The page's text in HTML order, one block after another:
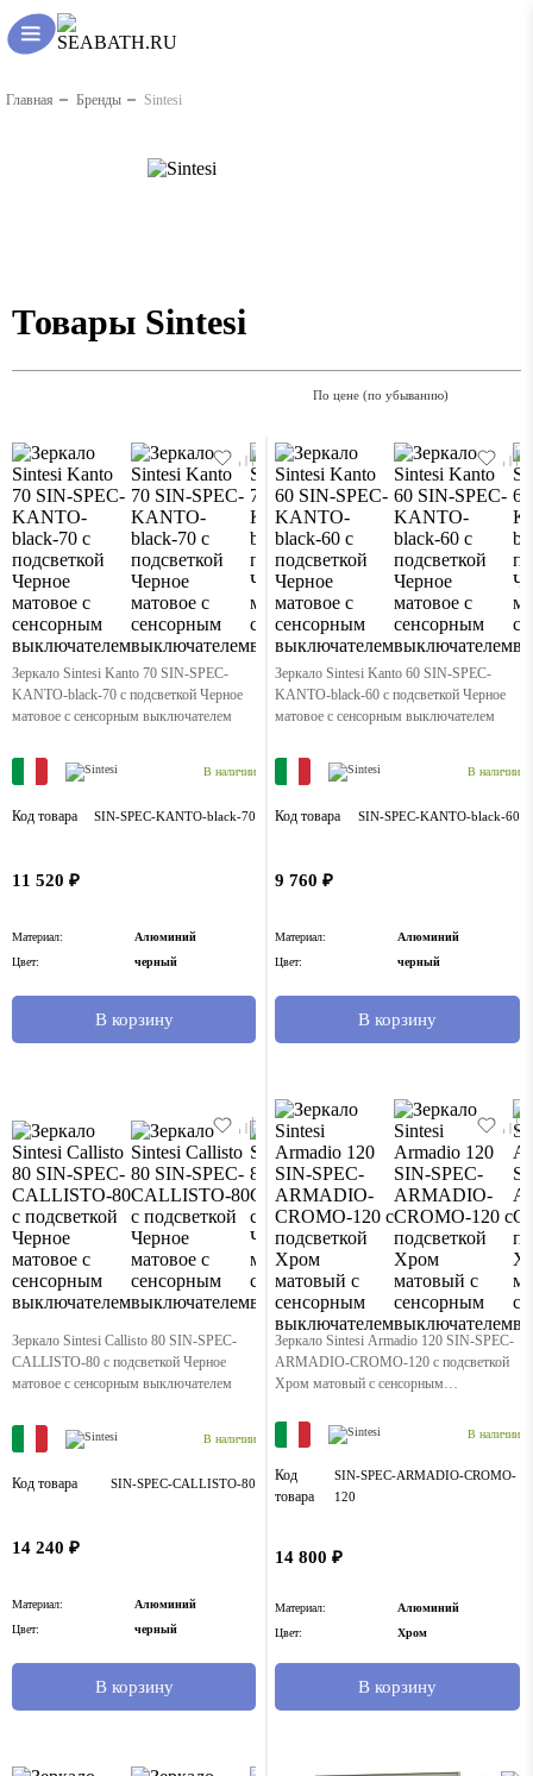
Главная Бренды Sintesi
Товары Sintesi
Зеркало Sintesi Kanto 70 SIN-SPEC-
KANTO-black-70 с подсветкой Черное
матовое с сенсорным выключателем
В наличии
Код товара SIN-SPEC-KANTO-black-70
11 520 ₽
Материал:
Алюминий
Цвет:
черный
В корзину
Зеркало Sintesi Kanto 60 SIN-SPEC-
KANTO-black-60 с подсветкой Черное
матовое с сенсорным выключателем
В наличии
Код товара SIN-SPEC-KANTO-black-60
9 760 ₽
Материал:
Алюминий
Цвет:
черный
В корзину
Зеркало Sintesi Callisto 80 SIN-SPEC-
CALLISTO-80 с подсветкой Черное
матовое с сенсорным выключателем
В наличии
Код товара SIN-SPEC-CALLISTO-80
14 240 ₽
Материал:
Алюминий
Цвет:
черный
В корзину
Зеркало Sintesi Armadio 120 SIN-SPEC-
ARMADIO-CROMO-120 с подсветкой
Хром матовый с сенсорным
В наличии
Код
товара
SIN-SPEC-ARMADIO-CROMO-
120
14 800 ₽
Материал:
Алюминий
Цвет:
Хром
В корзину